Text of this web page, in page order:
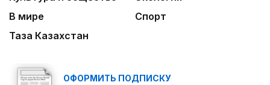
В мире
Спорт
Таза Казахстан
ОФОРМИТЬ ПОДПИСКУ